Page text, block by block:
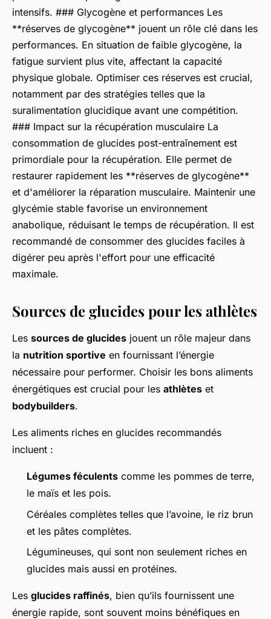
intensifs. ### Glycogène et performances Les
**réserves de glycogène** jouent un rôle clé dans les
performances. En situation de faible glycogène, la
fatigue survient plus vite, affectant la capacité
physique globale. Optimiser ces réserves est crucial,
notamment par des stratégies telles que la
suralimentation glucidique avant une compétition.
### Impact sur la récupération musculaire La
consommation de glucides post-entraînement est
primordiale pour la récupération. Elle permet de
restaurer rapidement les **réserves de glycogène**
et d'améliorer la réparation musculaire. Maintenir une
glycémie stable favorise un environnement
anabolique, réduisant le temps de récupération. Il est
recommandé de consommer des glucides faciles à
digérer peu après l'effort pour une efficacité
maximale.
Sources de glucides pour les athlètes
Les sources de glucides jouent un rôle majeur dans
la nutrition sportive en fournissant l’énergie
nécessaire pour performer. Choisir les bons aliments
énergétiques est crucial pour les athlètes et
bodybuilders.
Les aliments riches en glucides recommandés
incluent :
Légumes féculents comme les pommes de terre,
le maïs et les pois.
Céréales complètes telles que l’avoine, le riz brun
et les pâtes complètes.
Légumineuses, qui sont non seulement riches en
glucides mais aussi en protéines.
Les glucides raffinés, bien qu’ils fournissent une
énergie rapide, sont souvent moins bénéfiques en